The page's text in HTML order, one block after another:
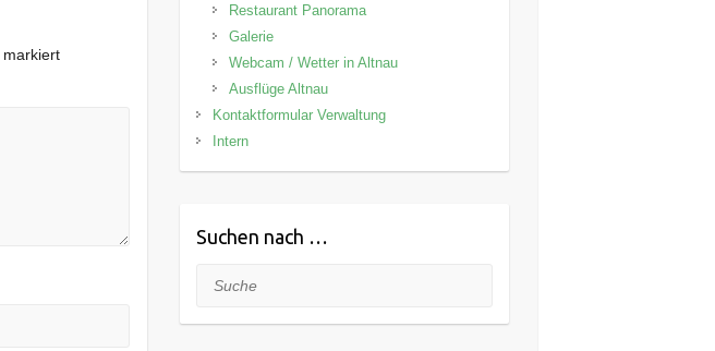
markiert
Restaurant Panorama
Galerie
Webcam / Wetter in Altnau
Ausflüge Altnau
Kontaktformular Verwaltung
Intern
Suchen nach …
Suche